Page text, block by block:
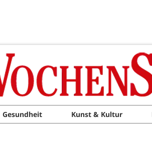
Gesundheit Kunst & Kultur